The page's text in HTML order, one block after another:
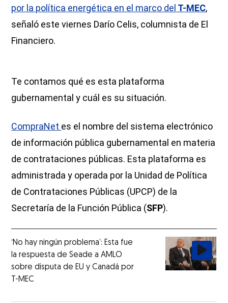
por la política energética en el marco del T-MEC,
señaló este viernes Darío Celis, columnista de El
Financiero.
Te contamos qué es esta plataforma
gubernamental y cuál es su situación.
CompraNet es el nombre del sistema electrónico
de información pública gubernamental en materia
de contrataciones públicas. Esta plataforma es
administrada y operada por la Unidad de Política
de Contrataciones Públicas (UPCP) de la
Secretaría de la Función Pública (SFP).
‘No hay ningún problema’: Esta fue
la respuesta de Seade a AMLO
sobre disputa de EU y Canadá por
T-MEC